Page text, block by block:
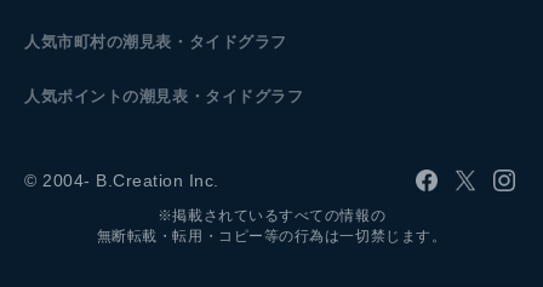
人気市町村の潮見表・タイドグラフ
人気ポイントの潮見表・タイドグラフ
© 2004- B.Creation Inc.
※掲載されているすべての情報の
無断転載・転用・コピー等の行為は一切禁じます。